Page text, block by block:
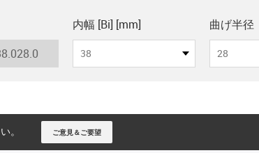
igus-icon-copy-clipboard
内幅 [Bi] [mm]
38
曲げ半径
28
。 ご意見＆ご要望